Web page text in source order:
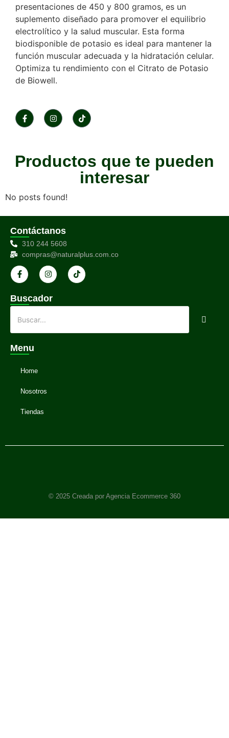
presentaciones de 450 y 800 gramos, es un
suplemento diseñado para promover el equilibrio
electrolítico y la salud muscular. Esta forma
biodisponible de potasio es ideal para mantener la
función muscular adecuada y la hidratación celular.
Optimiza tu rendimiento con el Citrato de Potasio
de Biowell.
Productos que te pueden
interesar
No posts found!
Contáctanos
310 244 5608
compras@naturalplus.com.co
Buscador
Menu
Home
Nosotros
Tiendas
© 2025 Creada por Agencia Ecommerce 360